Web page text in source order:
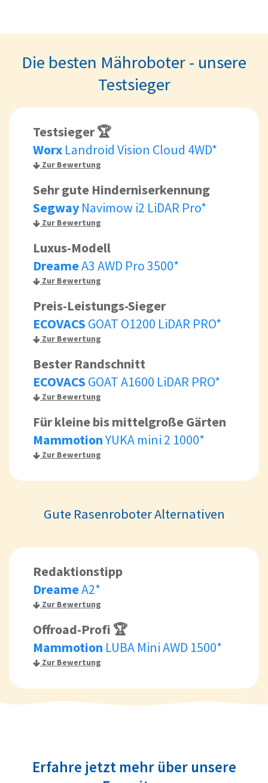
Die besten Mähroboter - unsere
Testsieger
Testsieger 🏆
Worx Landroid Vision Cloud 4WD*
Zur Bewertung
Sehr gute Hinderniserkennung
Segway Navimow i2 LiDAR Pro*
Zur Bewertung
Luxus-Modell
DreameA3 AWD Pro 3500*
Zur Bewertung
Preis-Leistungs-Sieger
ECOVACS GOAT O1200 LiDAR PRO*
Zur Bewertung
Bester Randschnitt
ECOVACS GOAT A1600 LiDAR PRO*
Zur Bewertung
Für kleine bis mittelgroße Gärten
MammotionYUKA mini 2 1000*
Zur Bewertung
Gute Rasenroboter Alternativen
Redaktionstipp
DreameA2*
Zur Bewertung
Offroad-Profi 🏆
Mammotion LUBA Mini AWD 1500*
Zur Bewertung
Erfahre jetzt mehr über unsere